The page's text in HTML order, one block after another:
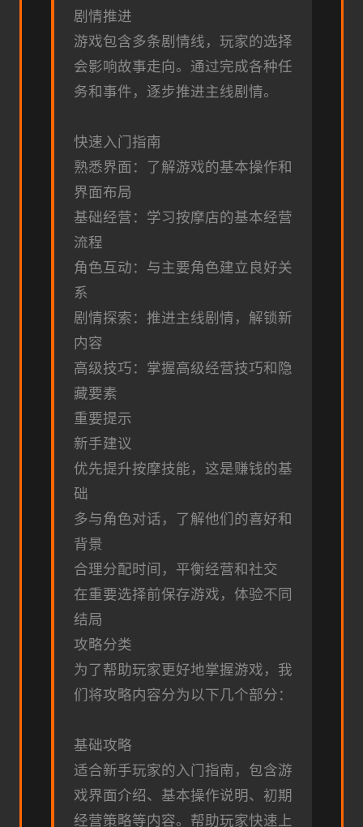
剧情推进
游戏包含多条剧情线，玩家的选择
会影响故事走向。通过完成各种任
务和事件，逐步推进主线剧情。
快速入门指南
熟悉界面：了解游戏的基本操作和
界面布局
基础经营：学习按摩店的基本经营
流程
角色互动：与主要角色建立良好关
系
剧情探索：推进主线剧情，解锁新
内容
高级技巧：掌握高级经营技巧和隐
藏要素
重要提示
新手建议
优先提升按摩技能，这是赚钱的基
础
多与角色对话，了解他们的喜好和
背景
合理分配时间，平衡经营和社交
在重要选择前保存游戏，体验不同
结局
攻略分类
为了帮助玩家更好地掌握游戏，我
们将攻略内容分为以下几个部分：
基础攻略
适合新手玩家的入门指南，包含游
戏界面介绍、基本操作说明、初期
经营策略等内容。帮助玩家快速上